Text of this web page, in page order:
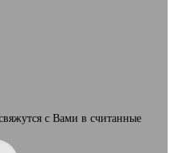
с Вами в считанные